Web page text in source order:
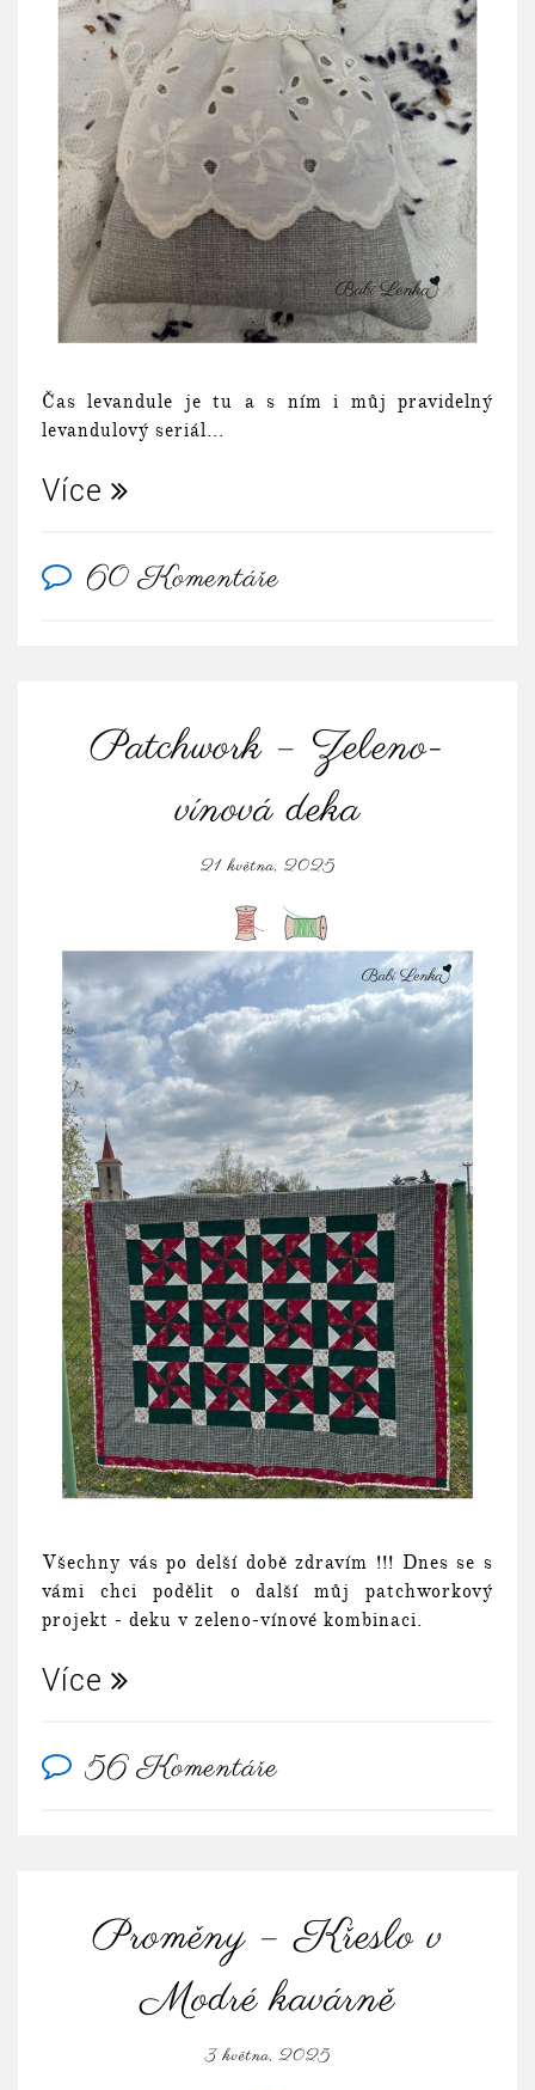
Čas levandule je tu a s ním i můj pravidelný
levandulový seriál...
Více
60 Komentáře
Patchwork – Zeleno-
vínová deka
21 května, 2025
Všechny vás po delší době zdravím !!! Dnes se s
vámi chci podělit o další můj patchworkový
projekt - deku v zeleno-vínové kombinaci.
Více
56 Komentáře
Proměny – Křeslo v
Modré kavárně
3 května, 2025